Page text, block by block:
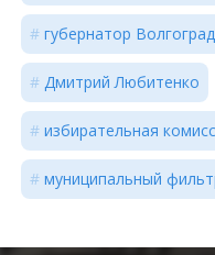
губернатор
Дмитрий Любитенко
избирательная
муниципальный